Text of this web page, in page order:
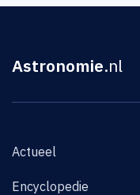
Astronomie.nl
Actueel
Encyclopedie